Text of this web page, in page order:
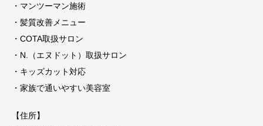
・マンツーマン施術
・髪質改善メニュー
・COTA取扱サロン
・N.（エヌドット）取扱サロン
・キッズカット対応
・家族で通いやすい美容室
【住所】